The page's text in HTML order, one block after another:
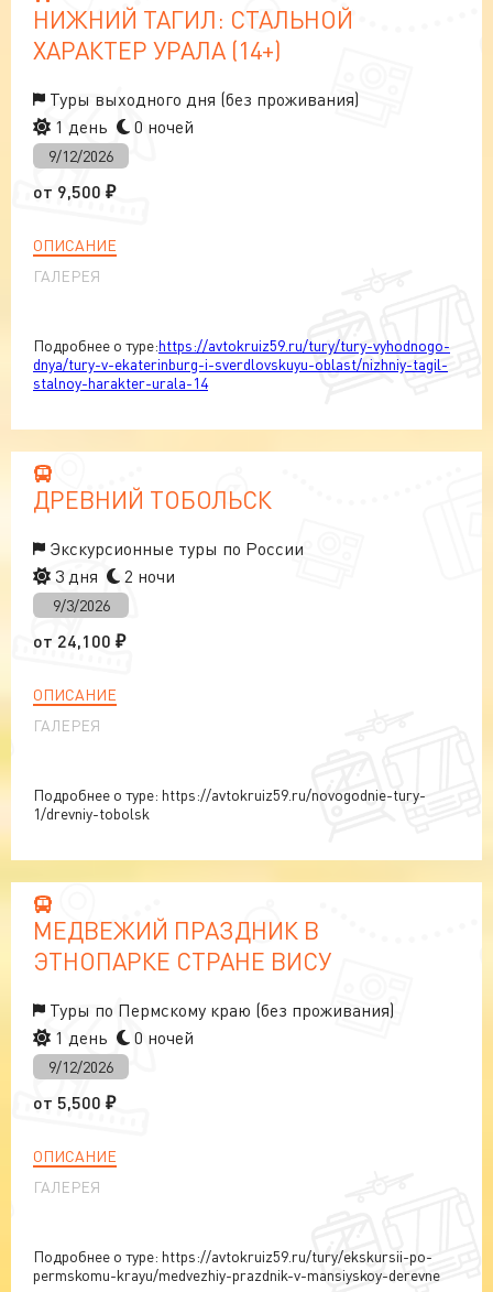
НИЖНИЙ ТАГИЛ: СТАЛЬНОЙ
ХАРАКТЕР УРАЛА (14+)
Туры выходного дня (без проживания)
1 день
0 ночей
9/12/2026
от 9,500 ₽
ОПИСАНИЕ
ГАЛЕРЕЯ
Подробнее о туре:https://avtokruiz59.ru/tury/tury-vyhodnogo-
dnya/tury-v-ekaterinburg-i-sverdlovskuyu-oblast/nizhniy-tagil-
stalnoy-harakter-urala-14
ДРЕВНИЙ ТОБОЛЬСК
Экскурсионные туры по России
3 дня
2 ночи
9/3/2026
от 24,100 ₽
ОПИСАНИЕ
ГАЛЕРЕЯ
Подробнее о туре: https://avtokruiz59.ru/novogodnie-tury-
1/drevniy-tobolsk
МЕДВЕЖИЙ ПРАЗДНИК В
ЭТНОПАРКЕ СТРАНЕ ВИСУ
Туры по Пермскому краю (без проживания)
1 день
0 ночей
9/12/2026
от 5,500 ₽
ОПИСАНИЕ
ГАЛЕРЕЯ
Подробнее о туре: https://avtokruiz59.ru/tury/ekskursii-po-
permskomu-krayu/medvezhiy-prazdnik-v-mansiyskoy-derevne